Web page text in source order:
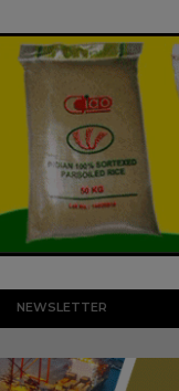
NEWSLETTER